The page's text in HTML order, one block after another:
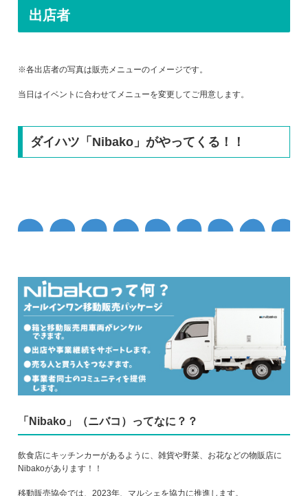
出店者
※各出店者の写真は販売メニューのイメージです。
当日はイベントに合わせてメニューを変更してご用意します。
ダイハツ「Nibako」がやってくる！！
「Nibako」（ニバコ）ってなに？？
飲食店にキッチンカーがあるように、雑貨や野菜、お花などの物販店に
Nibakoがあります！！
移動販売協会では、2023年、マルシェを協力に推進します。